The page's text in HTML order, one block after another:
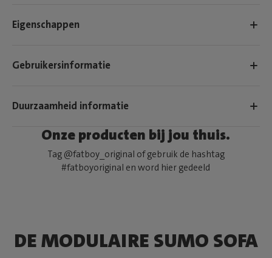
Eigenschappen
Gebruikersinformatie
Duurzaamheid informatie
Onze producten bij jou thuis.
Tag @fatboy_original of gebruik de hashtag
#fatboyoriginal en word hier gedeeld
DE MODULAIRE SUMO SOFA